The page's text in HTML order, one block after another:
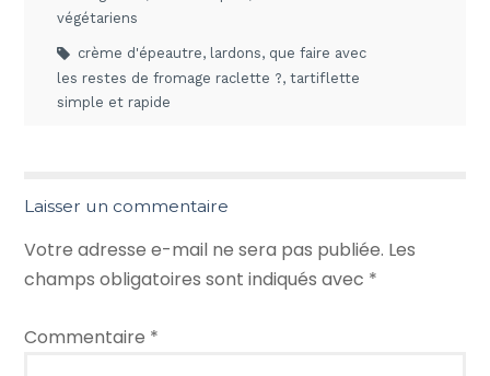
végétariens
crème d'épeautre, lardons, que faire avec
les restes de fromage raclette ?,tartiflette
simple et rapide
Laisser un commentaire
Votre adresse e-mail ne sera pas publiée. Les
champs obligatoires sont indiqués avec *
Commentaire *